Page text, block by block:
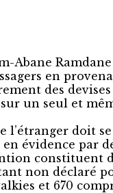
Abane Ramdane
en
des
un seul et
l’étranger doit
évidence par
constituent
non déclaré
et 670